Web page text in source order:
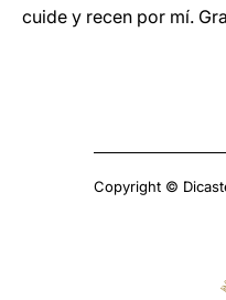
cuide y recen por mí.
Copyright ©